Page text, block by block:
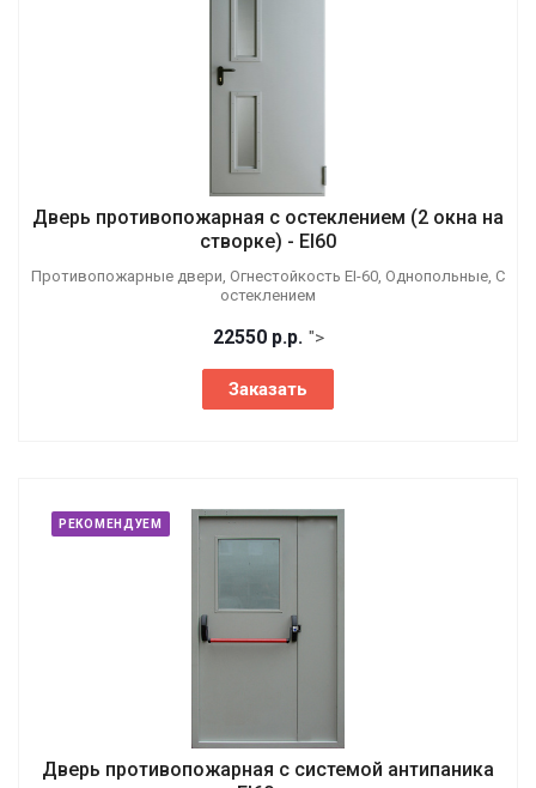
Дверь противопожарная с остеклением (2 окна на
створке) - EI60
Противопожарные двери, Огнестойкость EI-60, Однопольные, С
остеклением
22550 р.р. ">
Заказать
РЕКОМЕНДУЕМ
Дверь противопожарная с системой антипаника